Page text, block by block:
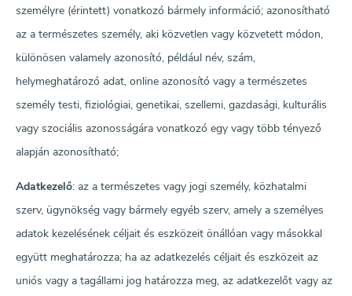
személyre (érintett) vonatkozó bármely információ; azonosítható
az a természetes személy, aki közvetlen vagy közvetett módon,
különösen valamely azonosító, például név, szám,
helymeghatározó adat, online azonosító vagy a természetes
személy testi, fiziológiai, genetikai, szellemi, gazdasági, kulturális
vagy szociális azonosságára vonatkozó egy vagy több tényező
alapján azonosítható;
Adatkezelő: az a természetes vagy jogi személy, közhatalmi
szerv, ügynökség vagy bármely egyéb szerv, amely a személyes
adatok kezelésének céljait és eszközeit önállóan vagy másokkal
együtt meghatározza; ha az adatkezelés céljait és eszközeit az
uniós vagy a tagállami jog határozza meg, az adatkezelőt vagy az